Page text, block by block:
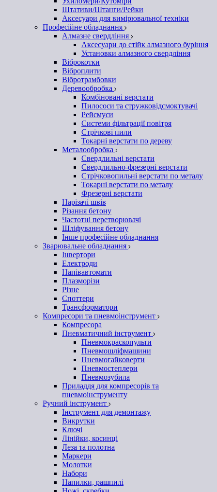
Штативи/Штанги/Рейки
Аксесуари для вимірювальної техніки
Професійне обладнання
Алмазне свердління
Аксесуари до стійк алмазного буріння
Установки алмазного свердління
Віброкотки
Віброплити
Вібротрамбовки
Деревообробка
Комбіновані верстати
Пилососи та стружковідсмоктувачі
Рейсмуси
Системи фільтрації повітря
Стрічкові пили
Токарні верстати по дереву
Металообробка
Свердлильні верстати
Свердлильно-фрезерні верстати
Стрічковопильні верстати по металу
Токарні верстати по металу
Фрезерні верстати
Нарізачі швів
Різання бетону
Частотні перетворювачі
Шліфування бетону
Інше професійне обладнання
Зварювальне обладнання
Інвертори
Електроди
Напівавтомати
Плазморізи
Різне
Споттери
Трансформатори
Компресори та пневмоінструмент
Компресора
Пневматичний інструмент
Пневмокраскопульти
Пневмошліфмашини
Пневмогайковерти
Пневмостеплери
Пневмозубила
Приладдя для компресорів та
пневмоінструменту
Ручний інструмент
Інструмент для демонтажу
Викрутки
Ключі
Лінійки, косинці
Леза та полотна
Маркери
Молотки
Набори
Напилки, рашпилі